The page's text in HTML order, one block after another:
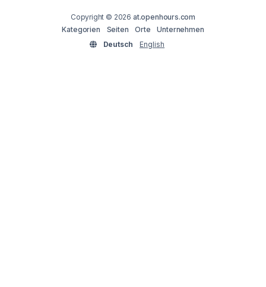
Copyright © 2026 at.openhours.com
Kategorien
Seiten Orte
Unternehmen
Deutsch
English